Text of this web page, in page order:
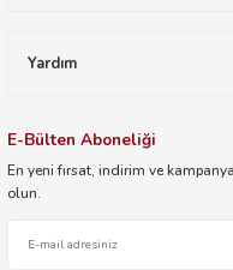
Yardım
E-Bülten Aboneliği
En yeni fırsat, indirim ve
olun.